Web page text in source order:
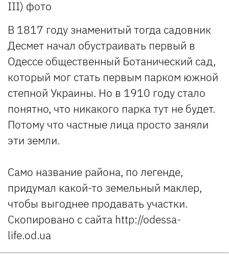
В 1817 году знаменитый тогда садовник
Десмет начал обустраивать первый в
Одессе общественный Ботанический сад,
который мог стать первым парком южной
степной Украины. Но в 1910 году стало
понятно, что никакого парка тут не будет.
Потому что частные лица просто заняли
эти земли.
Само название района, по легенде,
придумал какой-то земельный маклер,
чтобы выгоднее продавать участки.
Скопировано с сайта http://odessa-
life.od.ua